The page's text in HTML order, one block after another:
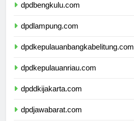
dpdbengkulu.com
dpdlampung.com
dpdkepulauanbangkabelitung.com
dpdkepulauanriau.com
dpddkijakarta.com
dpdjawabarat.com